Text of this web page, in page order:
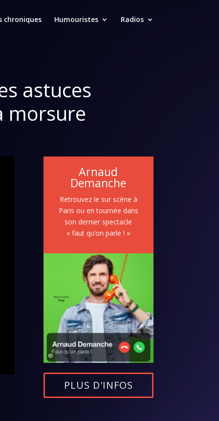
chroniques Humouristes Radios
astuces
morsure
Arnaud
Demanche
Retrouvez le sur scène à
Paris ou en tournée dans
son dernier spectacle
« faut qu’on parle ! »
PLUS D'INFOS